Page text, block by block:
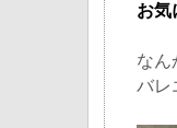
お気
なん
バレ